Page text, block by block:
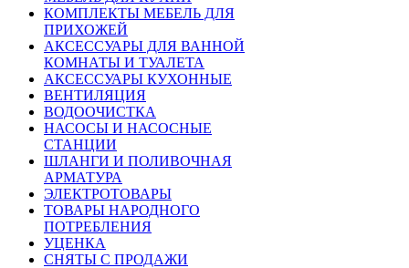
КОМПЛЕКТЫ МЕБЕЛЬ ДЛЯ
ПРИХОЖЕЙ
АКСЕССУАРЫ ДЛЯ ВАННОЙ
КОМНАТЫ И ТУАЛЕТА
АКСЕССУАРЫ КУХОННЫЕ
ВЕНТИЛЯЦИЯ
ВОДООЧИСТКА
НАСОСЫ И НАСОСНЫЕ
СТАНЦИИ
ШЛАНГИ И ПОЛИВОЧНАЯ
АРМАТУРА
ЭЛЕКТРОТОВАРЫ
ТОВАРЫ НАРОДНОГО
ПОТРЕБЛЕНИЯ
УЦЕНКА
СНЯТЫ С ПРОДАЖИ